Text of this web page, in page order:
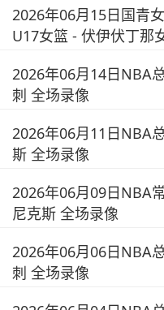
2026年06月15日国青
U17女篮 - 伏伊伏丁那
2026年06月14日NBA
刺 全场录像
2026年06月11日NBA
斯 全场录像
2026年06月09日NBA
尼克斯 全场录像
2026年06月06日NBA
刺 全场录像